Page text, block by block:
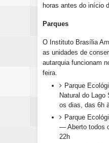
horas antes do início
Parques
O Instituto Brasília
as unidades de
autarquia funcionam
feira.
Parque
Natural do
os dias, das 6h
Parque
— Aberto todos
22h